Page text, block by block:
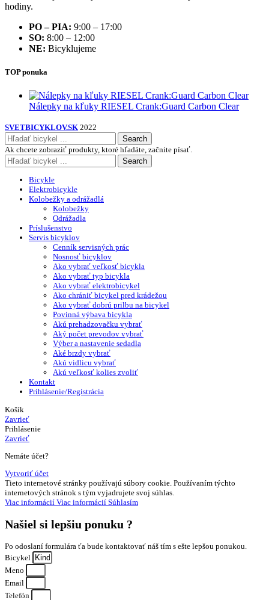
hodiny.
PO – PIA: 9:00 – 17:00
SO: 8:00 – 12:00
NE: Bicyklujeme
TOP ponuka
Nálepky na kľuky RIESEL Crank:Guard Carbon Clear
SVETBICYKLOV.SK 2022
Search
Ak chcete zobraziť produkty, ktoré hľadáte, začnite písať.
Search
Bicykle
Elektrobicykle
Kolobežky a odrážadlá
Kolobežky
Odrážadla
Príslušenstvo
Servis bicyklov
Cenník servisných prác
Nosnosť bicyklov
Ako vybrať veľkosť bicykla
Ako vybrať typ bicykla
Ako vybrať elektrobicykel
Ako chrániť bicykel pred krádežou
Ako vybrať dobrú prilbu na bicykel
Povinná výbava bicykla
Akú prehadzovačku vybrať
Aký počet prevodov vybrať
Výber a nastavenie sedadla
Aké brzdy vybrať
Akú vidlicu vybrať
Akú veľkosť kolies zvoliť
Kontakt
Prihlásenie/Registrácia
Košík
Zavrieť
Prihlásenie
Zavrieť
Nemáte účet?
Vytvoriť účet
Tieto internetové stránky používajú súbory cookie. Používaním týchto
internetových stránok s tým vyjadrujete svoj súhlas.
Viac informácií Viac informácií Súhlasím
Našiel si lepšiu ponuku ?
Po odoslaní formulára ťa bude kontaktovať náš tím s ešte lepšou ponukou.
Bicykel
Meno
Email
Telefón